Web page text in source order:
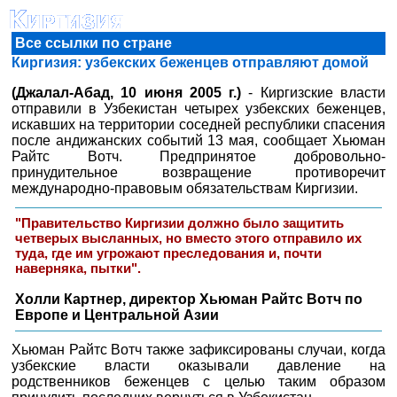
Все ссылки по стране
Киргизия: узбекских беженцев отправляют домой
(Джалал-Абад, 10 июня 2005 г.) - Киргизские власти
отправили в Узбекистан четырех узбекских беженцев,
искавших на территории соседней республики спасения
после андижанских событий 13 мая, сообщает Хьюман
Райтс Вотч. Предпринятое добровольно-
принудительное возвращение противоречит
международно-правовым обязательствам Киргизии.
"Правительство Киргизии должно было защитить
четверых высланных, но вместо этого отправило их
туда, где им угрожают преследования и, почти
наверняка, пытки".
Холли Картнер, директор Хьюман Райтс Вотч по
Европе и Центральной Азии
Хьюман Райтс Вотч также зафиксированы случаи, когда
узбекские власти оказывали давление на
родственников беженцев с целью таким образом